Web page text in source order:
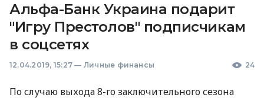
Альфа-Банк Украина подарит
"Игру Престолов" подписчикам
в соцсетях
12.04.2019, 15:27 — Личные финансы 24
По случаю выхода 8-го заключительного сезона